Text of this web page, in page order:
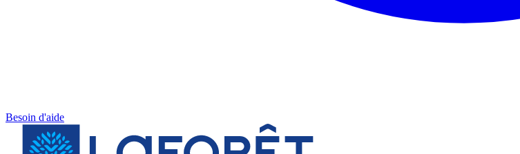
Besoin d'aide